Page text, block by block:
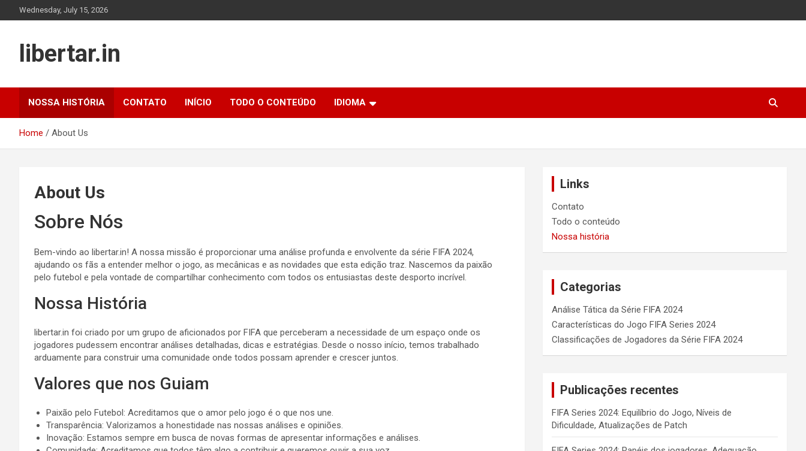
to
Wednesday, July 15, 2026
libertar.in
NOSSA HISTÓRIA CONTATO INÍCIO TODO O CONTEÚDO IDIOMA
Home About Us
About Us
Sobre Nós
Bem-vindo ao libertar.in! A nossa missão é proporcionar uma análise profunda e envolvente da série FIFA 2024,
ajudando os fãs a entender melhor o jogo, as mecânicas e as novidades que esta edição traz. Nascemos da paixão
pelo futebol e pela vontade de compartilhar conhecimento com todos os entusiastas deste desporto incrível.
Nossa História
libertar.in foi criado por um grupo de aficionados por FIFA que perceberam a necessidade de um espaço onde os
jogadores pudessem encontrar análises detalhadas, dicas e estratégias. Desde o nosso início, temos trabalhado
arduamente para construir uma comunidade onde todos possam aprender e crescer juntos.
Valores que nos Guiam
Paixão pelo Futebol: Acreditamos que o amor pelo jogo é o que nos une.
Transparência: Valorizamos a honestidade nas nossas análises e opiniões.
Inovação: Estamos sempre em busca de novas formas de apresentar informações e análises.
Links
Contato
Todo o conteúdo
Nossa história
Categorias
Análise Tática da Série FIFA 2024
Características do Jogo FIFA Series 2024
Classificações de Jogadores da Série FIFA 2024
Publicações recentes
FIFA Series 2024: Equilíbrio do Jogo, Níveis de
Dificuldade, Atualizações de Patch